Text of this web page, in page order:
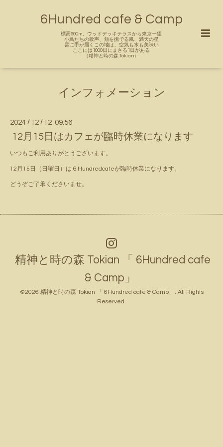
6Hundred cafe & Camp
標高600m、ウッドデッキテラスから東京一望
小鳥たちの歌声、頬を撫でる風、満天の星
雲に手が届くこの地は、空気も水も美味い
ここには1000日にまさる1日がある
（精神と時の森 Tokian）
インフォメーション
2024 / 12 / 12 09:56
12月15日はカフェが臨時休業になります
いつもご利用ありがとうございます。
12月15日（日曜日）は６Hundredcafeが臨時休業になります。
どうぞご了承くださいませ。
精神と時の森 Tokian 「 6Hundred cafe
& Camp」
©2026 精神と時の森 Tokian 「 6Hundred cafe & Camp」
. All Rights
Reserved.